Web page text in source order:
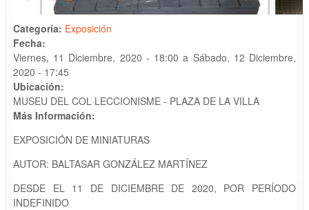
Categoría: Exposición
Fecha:
Viernes, 11 Diciembre, 2020 - 18:00 a Sábado, 12 Diciembre,
2020 - 17:45
Ubicación:
MUSEU DEL COL·LECCIONISME - PLAZA DE LA VILLA
Más Información:
EXPOSICIÓN DE MINIATURAS
AUTOR: BALTASAR GONZÁLEZ MARTÍNEZ
DESDE EL 11 DE DICIEMBRE DE 2020, POR PERÍODO
INDEFINIDO